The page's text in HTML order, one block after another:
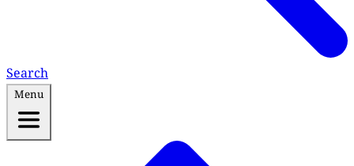
Search
Menu